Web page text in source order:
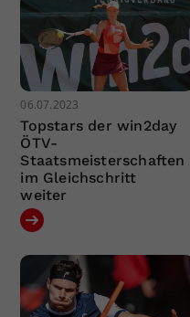
06.07.2023
Topstars der win2day
ÖTV-
Staatsmeisterschaften
im Gleichschritt
weiter